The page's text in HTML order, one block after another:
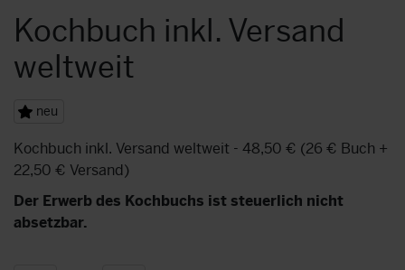
Kochbuch inkl. Versand
weltweit
neu
Kochbuch inkl. Versand weltweit - 48,50 € (26 € Buch +
22,50 € Versand)
Der Erwerb des Kochbuchs ist steuerlich nicht
absetzbar.